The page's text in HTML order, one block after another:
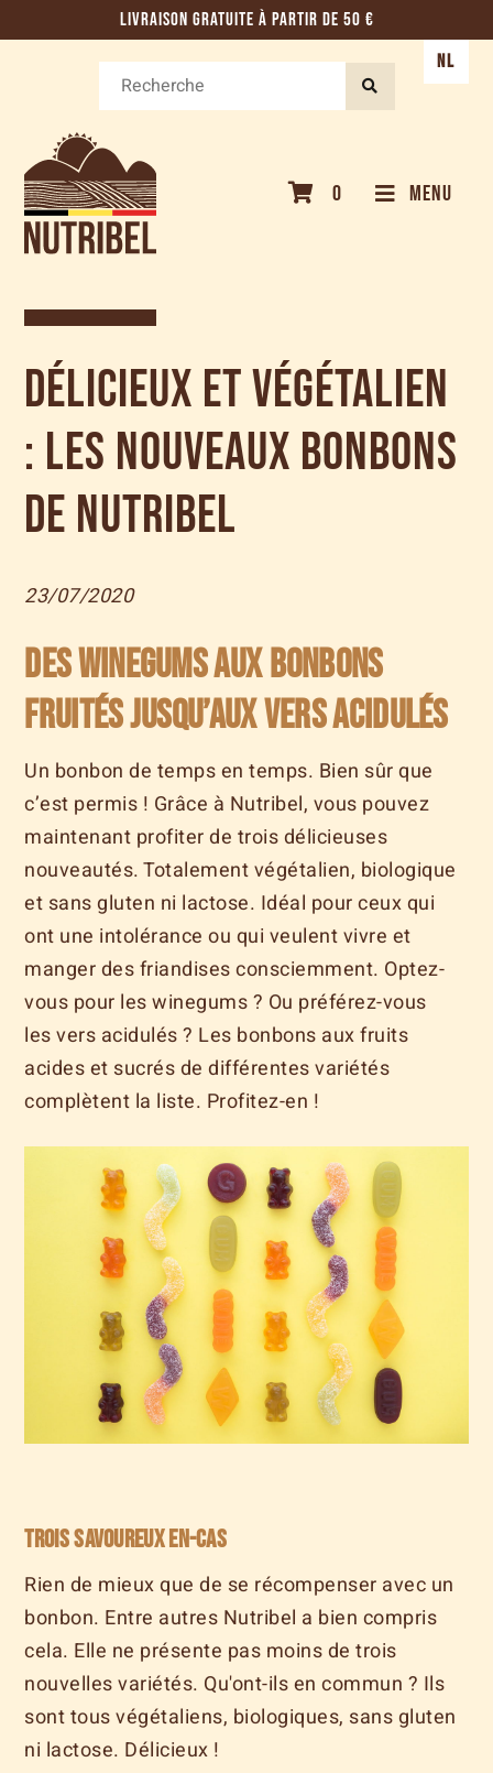
LIVRAISON GRATUITE À PARTIR DE 50 €
0 MENU
NL
Délicieux et végétalien
: les nouveaux bonbons
de Nutribel
23/07/2020
Des winegums aux bonbons
fruités jusqu’aux vers acidulés
Un bonbon de temps en temps. Bien sûr que
c’est permis ! Grâce à Nutribel, vous pouvez
maintenant profiter de trois délicieuses
nouveautés. Totalement végétalien, biologique
et sans gluten ni lactose. Idéal pour ceux qui
ont une intolérance ou qui veulent vivre et
manger des friandises consciemment. Optez-
vous pour les winegums ? Ou préférez-vous
les vers acidulés ? Les bonbons aux fruits
acides et sucrés de différentes variétés
complètent la liste. Profitez-en !
Trois savoureux en-cas
Rien de mieux que de se récompenser avec un
bonbon. Entre autres Nutribel a bien compris
cela. Elle ne présente pas moins de trois
nouvelles variétés. Qu'ont-ils en commun ? Ils
sont tous végétaliens, biologiques, sans gluten
ni lactose. Délicieux !